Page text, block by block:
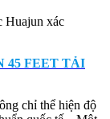
Huajun xác
45 FEET TẢI
chỉ thể hiện độ